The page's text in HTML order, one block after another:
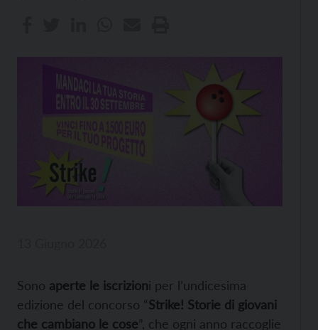
Sono aperte le iscrizioni per l’undicesima
edizione del concorso “Strike! Storie di giovani
che cambiano le cose”, che ogni anno raccoglie